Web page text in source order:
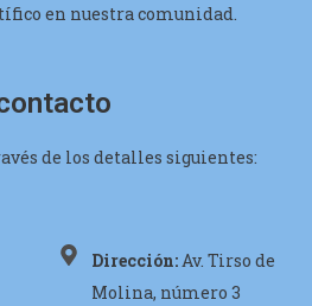
en nuestra comunidad.
de los detalles siguientes:
Dirección:Av. Tirso de
Molina, número 3